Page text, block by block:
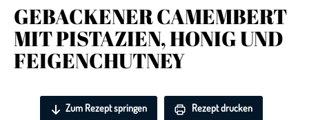
GEBACKENER CAMEMBERT
MIT PISTAZIEN, HONIG UND
FEIGENCHUTNEY
Zum Rezept springen Rezept drucken